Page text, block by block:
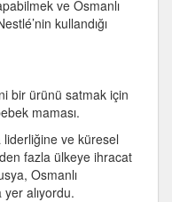
ve Osmanlı
kullandığı
bir ürünü satmak için
maması.
ve küresel
fazla ülkeye ihracat
Osmanlı
alıyordu.